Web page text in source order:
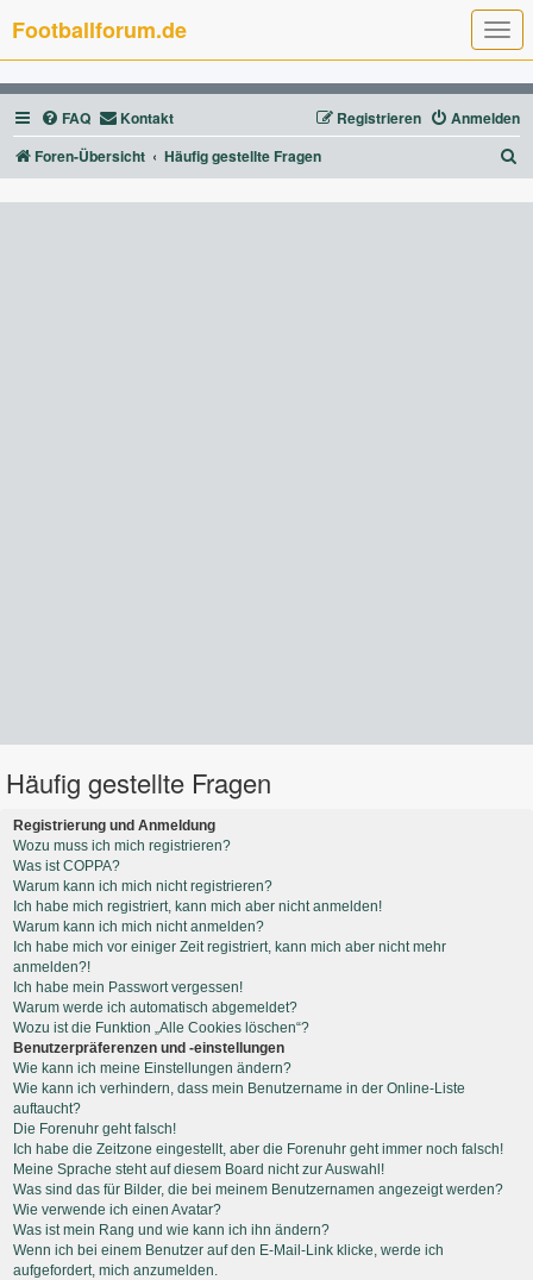
T
o
g
g
l
e
n
a
g
Footballforum.de
FAQ Kontakt Anmelden
Registrieren
Foren-Übersicht
Häufig gestellte Fragen
u
Häufig gestellte Fragen
Registrierung und Anmeldung
Wozu muss ich mich registrieren?
Was ist COPPA?
Warum kann ich mich nicht registrieren?
Ich habe mich registriert, kann mich aber nicht anmelden!
Warum kann ich mich nicht anmelden?
Ich habe mich vor einiger Zeit registriert, kann mich aber nicht mehr
anmelden?!
Ich habe mein Passwort vergessen!
Warum werde ich automatisch abgemeldet?
Wozu ist die Funktion „Alle Cookies löschen“?
Benutzerpräferenzen und -einstellungen
Wie kann ich meine Einstellungen ändern?
Wie kann ich verhindern, dass mein Benutzername in der Online-Liste
auftaucht?
Die Forenuhr geht falsch!
Ich habe die Zeitzone eingestellt, aber die Forenuhr geht immer noch falsch!
Meine Sprache steht auf diesem Board nicht zur Auswahl!
Was sind das für Bilder, die bei meinem Benutzernamen angezeigt werden?
Wie verwende ich einen Avatar?
Was ist mein Rang und wie kann ich ihn ändern?
Wenn ich bei einem Benutzer auf den E-Mail-Link klicke, werde ich
aufgefordert, mich anzumelden.